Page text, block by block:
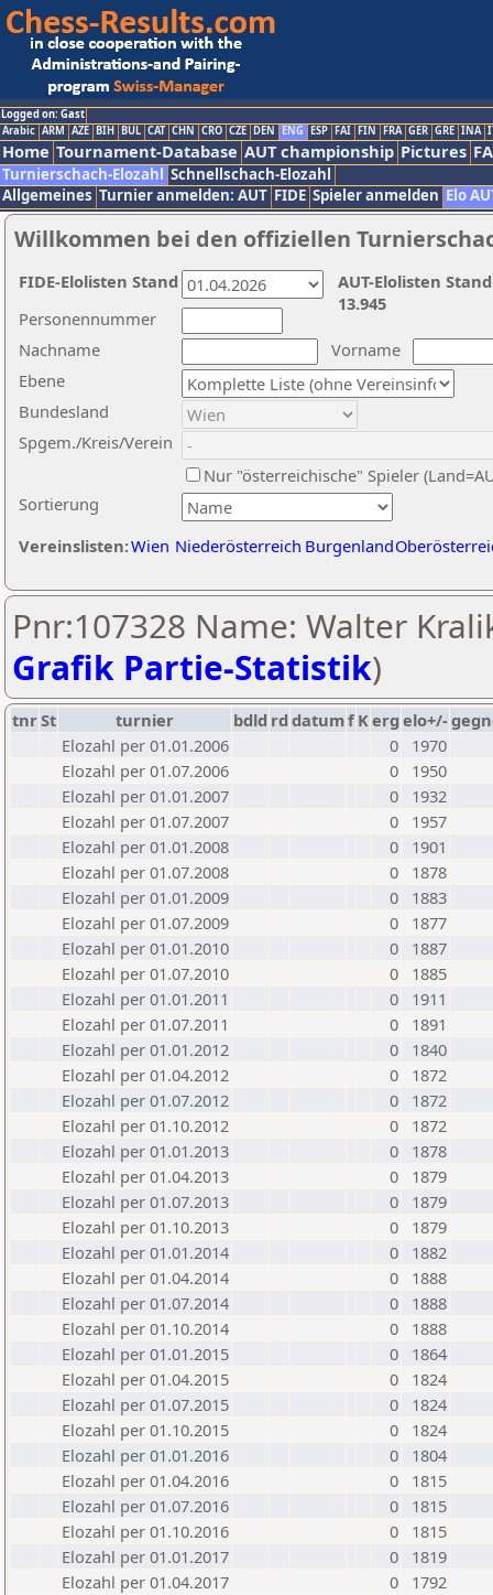
Logged on: Gast
Arabic ARM AZE BIH BUL CAT CHN CRO CZE DEN ENG ESP FAI FIN FRA GER GRE INA
Home Tournament-Database AUT championship Pictures
Turnierschach-Elozahl Schnellschach-Elozahl
Allgemeines Turnier anmelden: AUT FIDE Spieler anmelden Elo
Willkommen bei den offiziellen
Nachname
Vorname
Ebene
Sortierung
Personennummer
Bundesland
Spgem./Kreis/Verein
Nur "österreichische" Spieler
Vereinslisten:Wien Niederösterreich Burgenland
AUT-Elolisten
13.945
FIDE-Elolisten Stand
Pnr:107328 Name: Walter
Grafik Partie-Statistik)
tnrSt turnier bdld rd datumf Kerg elo+/-
Elozahl per 01.01.2006
0
1970
Elozahl per 01.07.2006
0
1950
Elozahl per 01.01.2007
0
1932
Elozahl per 01.07.2007
0
1957
Elozahl per 01.01.2008
0
1901
Elozahl per 01.07.2008
0
1878
Elozahl per 01.01.2009
0
1883
Elozahl per 01.07.2009
0
1877
Elozahl per 01.01.2010
0
1887
Elozahl per 01.07.2010
0
1885
Elozahl per 01.01.2011
0
1911
Elozahl per 01.07.2011
0
1891
Elozahl per 01.01.2012
0
1840
Elozahl per 01.04.2012
0
1872
Elozahl per 01.07.2012
0
1872
Elozahl per 01.10.2012
0
1872
Elozahl per 01.01.2013
0
1878
Elozahl per 01.04.2013
0
1879
Elozahl per 01.07.2013
0
1879
Elozahl per 01.10.2013
0
1879
Elozahl per 01.01.2014
0
1882
Elozahl per 01.04.2014
0
1888
Elozahl per 01.07.2014
0
1888
Elozahl per 01.10.2014
0
1888
Elozahl per 01.01.2015
0
1864
Elozahl per 01.04.2015
0
1824
Elozahl per 01.07.2015
0
1824
Elozahl per 01.10.2015
0
1824
Elozahl per 01.01.2016
0
1804
Elozahl per 01.04.2016
0
1815
Elozahl per 01.07.2016
0
1815
Elozahl per 01.10.2016
0
1815
Elozahl per 01.01.2017
0
1819
Elozahl per 01.04.2017
0
1792